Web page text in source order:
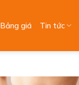
Bảng giá Tin tức